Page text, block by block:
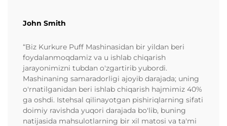
John Smith
“Biz Kurkure Puff Mashinasidan bir yildan beri
foydalanmoqdamiz va u ishlab chiqarish
jarayonimizni tubdan o'zgartirib yubordi.
Mashinaning samaradorligi ajoyib darajada; uning
o'rnatilganidan beri ishlab chiqarish hajmimiz 40%
ga oshdi. Istehsal qilinayotgan pishiriqlarning sifati
doimiy ravishda yuqori darajada bo'lib, buning
natijasida mahsulotlarning bir xil matosi va ta'mi